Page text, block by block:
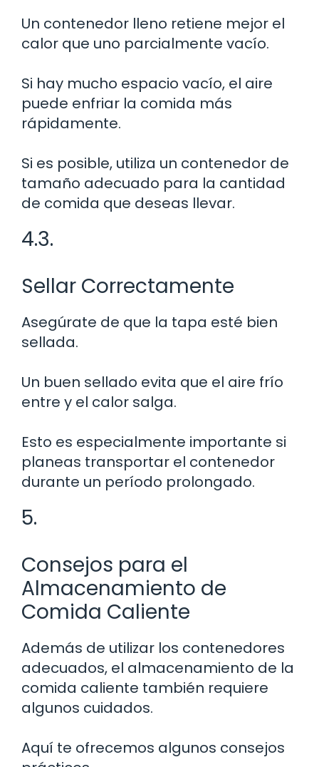
Un contenedor lleno retiene mejor el
calor que uno parcialmente vacío.
Si hay mucho espacio vacío, el aire
puede enfriar la comida más
rápidamente.
Si es posible, utiliza un contenedor de
tamaño adecuado para la cantidad
de comida que deseas llevar.
4.3.
Sellar Correctamente
Asegúrate de que la tapa esté bien
sellada.
Un buen sellado evita que el aire frío
entre y el calor salga.
Esto es especialmente importante si
planeas transportar el contenedor
durante un período prolongado.
5.
Consejos para el
Almacenamiento de
Comida Caliente
Además de utilizar los contenedores
adecuados, el almacenamiento de la
comida caliente también requiere
algunos cuidados.
Aquí te ofrecemos algunos consejos